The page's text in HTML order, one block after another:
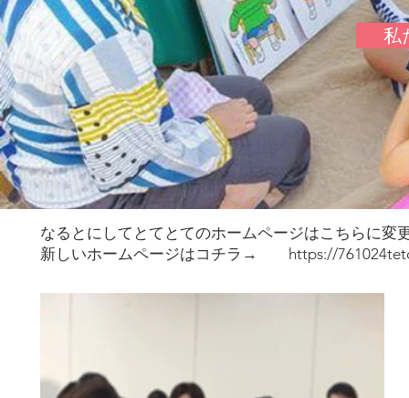
私
なるとにしてとてとてのホームページはこちらに変
​新しいホームページはコチラ→ https://